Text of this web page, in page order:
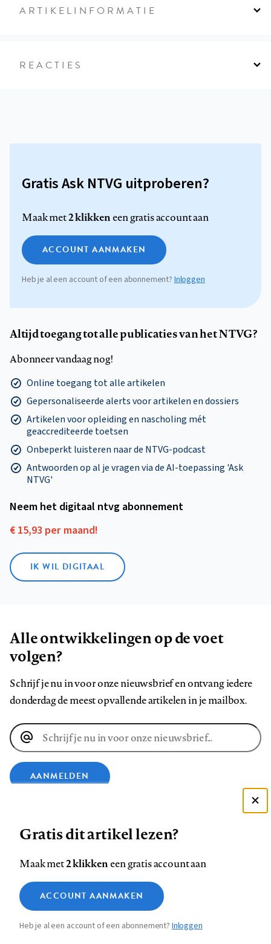
ARTIKELINFORMATIE
REACTIES
Gratis Ask NTVG uitproberen?
Maak met2 klikkeneen gratis account aan
ACCOUNT AANMAKEN
Heb je al een account of een abonnement?Inloggen
Altijd toegang tot alle publicaties van het NTVG?
Abonneer vandaag nog!
Online toegang tot alle artikelen
Gepersonaliseerde alerts voor artikelen en dossiers
Artikelen voor opleiding en nascholing mét
geaccrediteerde toetsen
Onbeperkt luisteren naar de NTVG-podcast
Antwoorden op al je vragen via de AI-toepassing 'Ask
NTVG'
Neem het digitaal ntvg abonnement
€ 15,93 per maand!
IK WIL DIGITAAL
Alle ontwikkelingen op de voet
volgen?
Schrijf je nu in voor onze nieuwsbrief en ontvang iedere
donderdag de meest opvallende artikelen in je mailbox.
E-
mailadres
AANMELDEN
op
Facebook
op
LinkedIn
op
Bluesky
ons
op
InstagramYouTube
Footer
Contact Colofon Disclaimer Privacy
Medische vragen verdienen
betrouwbare antwoorden
Zie onze cookie policy
Analytische cookies
Marketing cookies
Gratis dit artikel lezen?
Maak met2 klikkeneen gratis account aan
ACCOUNT AANMAKEN
Heb je al een account of een abonnement?Inloggen